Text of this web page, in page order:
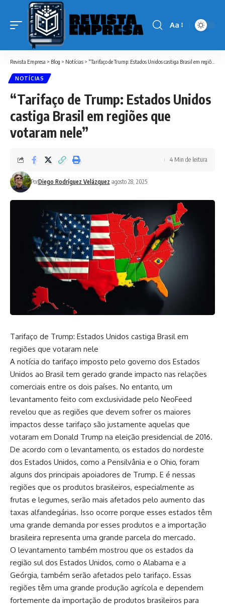
Font
Aa
Revista Empresa > Blog > Notícias > “Tarifaço de Trump: Estados Unidos castiga Brasil em regiões que votaram nele”
NOTÍCIAS
“Tarifaço de Trump: Estados Unidos
castiga Brasil em regiões que
votaram nele”
PorDiego Rodríguez Velázquez agosto 28, 2025
4 Min de leitura
Tarifaço de Trump: Estados Unidos castiga Brasil em
regiões que votaram nele
A notícia do tarifaço imposto pelo governo dos Estados
Unidos ao Brasil tem gerado grande impacto nas relações
comerciais entre os dois países. No entanto, um
levantamento feito com exclusividade pelo NeoFeed
revelou que as regiões que devem sofrer os maiores
impactos desse tarifaço são justamente aquelas que
votaram em Donald Trump na eleição presidencial de 2016.
De acordo com o levantamento, os estados do nordeste
dos Estados Unidos, como a Pensilvânia e o Ohio, foram
alguns dos principais apoiadores de Trump. E é nessas
regiões que os produtos brasileiros, especialmente as
frutas e legumes, serão mais afetados pelo aumento das
taxas alfandegárias. Isso ocorre porque esses estados têm
uma grande demanda por esses produtos e a importação
brasileira representa uma grande parcela do mercado.
O levantamento também mostrou que os estados da
região sul dos Estados Unidos, como o Alabama e a
Geórgia, também serão afetados pelo tarifaço. Essas
regiões têm uma grande produção agrícola e dependem
fortemente da importação de produtos brasileiros para